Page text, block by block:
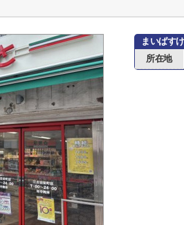
まいばす
所在地